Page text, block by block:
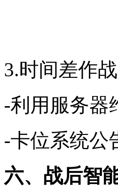
3.时间差作战
-利用服务器
-卡位系统公
六、战后智